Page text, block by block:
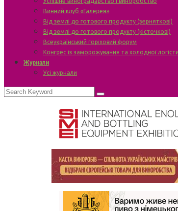
Винний клуб «Галерея»
Від землі до готового продукту (зерняткові)
Від землі до готового продукту (кісточкові)
Всеукраїнський горіховий форум
Конгрес із заморожування та холодної
Журнали
Усі журнали